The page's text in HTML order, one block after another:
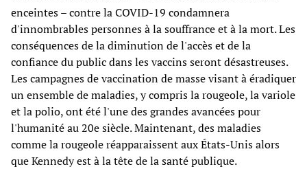
enceintes – contre la COVID-19 condamnera
d'innombrables personnes à la souffrance et à la mort. Les
conséquences de la diminution de l'accès et de la
confiance du public dans les vaccins seront désastreuses.
Les campagnes de vaccination de masse visant à éradiquer
un ensemble de maladies, y compris la rougeole, la variole
et la polio, ont été l'une des grandes avancées pour
l'humanité au 20e siècle. Maintenant, des maladies
comme la rougeole réapparaissent aux États-Unis alors
que Kennedy est à la tête de la santé publique.